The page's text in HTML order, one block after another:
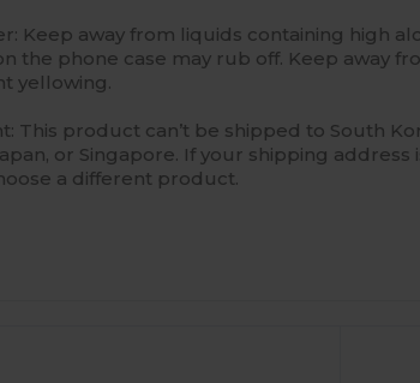
Keep away from liquids containing high
the phone case may rub off. Keep away
yellowing.
This product can’t be shipped to South
or Singapore. If your shipping address
a different product.